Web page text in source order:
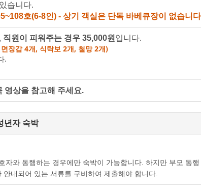
습니다.
호(6-8인) - 상기 객실은 단독 바베큐장이 없습니
, 직원이 피워주는 경우 35,000원 입니다.
장갑 4개, 식탁보 2개, 철망 2개)
.
영상을 참고해 주세요.
년자 숙박
와 동행하는 경우에만 숙박이 가능합니다. 하지만 부모 동행
내되어 있는 서류를 구비하여 제출해야 합니다.